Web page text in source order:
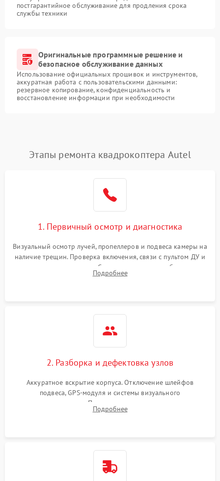
постгарантийное обслуживание для продления срока
службы техники
Оригинальные программные решение и
безопасное обслуживание данных
Использование официальных прошивок и инструментов,
аккуратная работа с пользовательскими данными:
резервное копирование, конфиденциальность и
восстановление информации при необходимости
Этапы ремонта квадрокоптера Autel
1. Первичный осмотр и диагностика
Визуальный осмотр лучей, пропеллеров и подвеса камеры на
наличие трещин. Проверка включения, связи с пультом ДУ и
передачи видеосигнала. Считывание логов ошибок через
полетное ПО для определения характера неисправности.
Подробнее
2. Разборка и дефектовка узлов
Аккуратное вскрытие корпуса. Отключение шлейфов
подвеса, GPS-модуля и системы визуального
позиционирования. Проверка полетного контроллера,
регуляторов оборотов (ESC) и бесколлекторных моторов на
Подробнее